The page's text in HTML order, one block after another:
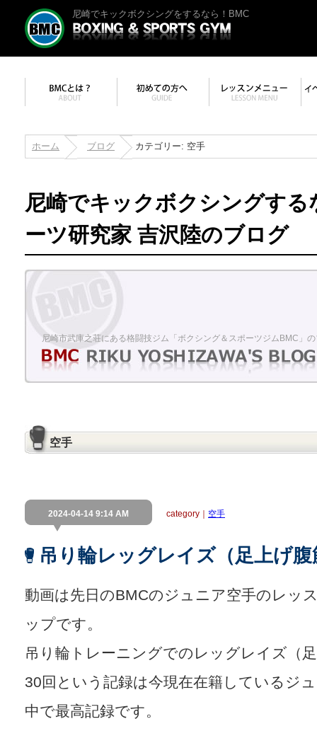
尼崎でキックボクシングをするなら！BMC
ホーム ブログ カテゴリー: 空手
尼崎でキックボクシングす
ーツ研究家 吉沢陸のブログ
尼崎市武庫之荘にある格闘技ジム「ボクシング＆スポーツジムBMC」
空手
2024-04-14 9:14 AM category｜ 空手
吊り輪レッグレイズ（足上げ腹
動画は先日のBMCのジュニア空手のレッ
ップです。
吊り輪トレーニングでのレッグレイズ（
30回という記録は今現在在籍しているジ
中で最高記録です。